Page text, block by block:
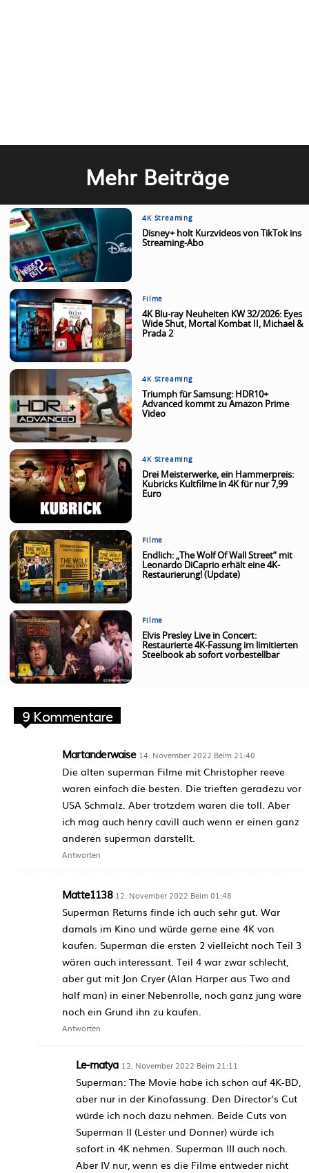
Mehr Beiträge
4K Streaming
Disney+ holt Kurzvideos von TikTok ins
Streaming-Abo
Filme
4K Blu-ray Neuheiten KW 32/2026: Eyes
Wide Shut, Mortal Kombat II, Michael &
Prada 2
4K Streaming
Triumph für Samsung: HDR10+
Advanced kommt zu Amazon Prime
Video
4K Streaming
Drei Meisterwerke, ein Hammerpreis:
Kubricks Kultfilme in 4K für nur 7,99
Euro
Filme
Endlich: „The Wolf Of Wall Street“ mit
Leonardo DiCaprio erhält eine 4K-
Restaurierung! (Update)
Filme
Elvis Presley Live in Concert:
Restaurierte 4K-Fassung im limitierten
Steelbook ab sofort vorbestellbar
9 Kommentare
Martanderwaise 14. November 2022 Beim 21:40
Die alten superman Filme mit Christopher reeve
waren einfach die besten. Die trieften geradezu vor
USA Schmalz. Aber trotzdem waren die toll. Aber
ich mag auch henry cavill auch wenn er einen ganz
anderen superman darstellt.
Antworten
Matte1138 12. November 2022 Beim 01:48
Superman Returns finde ich auch sehr gut. War
damals im Kino und würde gerne eine 4K von
kaufen. Superman die ersten 2 vielleicht noch Teil 3
wären auch interessant. Teil 4 war zwar schlecht,
aber gut mit Jon Cryer (Alan Harper aus Two and
half man) in einer Nebenrolle, noch ganz jung wäre
noch ein Grund ihn zu kaufen.
Antworten
Le-matya 12. November 2022 Beim 21:11
Superman: The Movie habe ich schon auf 4K-BD,
aber nur in der Kinofassung. Den Director’s Cut
würde ich noch dazu nehmen. Beide Cuts von
Superman II (Lester und Donner) würde ich
sofort in 4K nehmen. Superman III auch noch.
Aber IV nur, wenn es die Filme entweder nicht